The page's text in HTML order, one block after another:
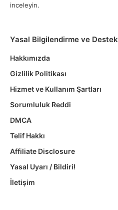
inceleyin.
Yasal Bilgilendirme ve Destek
Hakkımızda
Gizlilik Politikası
Hizmet ve Kullanım Şartları
Sorumluluk Reddi
DMCA
Telif Hakkı
Affiliate Disclosure
Yasal Uyarı / Bildiri!
İletişim